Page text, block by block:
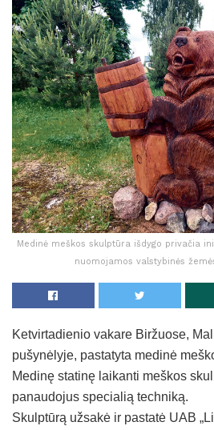
Medinė meškos skulptūra išdygo privačia
nuomojamos valstybinės
Ketvirtadienio vakare Biržuose,
pušynėlyje, pastatyta medinė
Medinę statinę laikanti meškos
panaudojus specialią techniką.
Skulptūrą užsakė ir pastatė UAB